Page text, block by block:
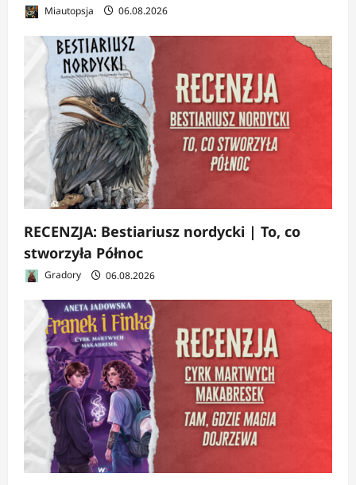
Miautopsja 06.08.2026
RECENZJA: Bestiariusz nordycki | To, co
stworzyła Północ
Gradory 06.08.2026